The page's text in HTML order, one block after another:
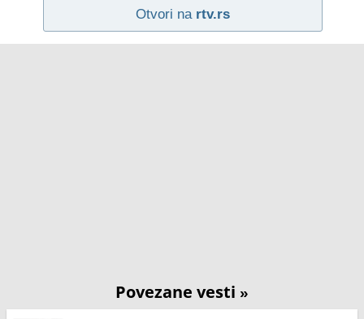
Otvori na rtv.rs
Povezane vesti »